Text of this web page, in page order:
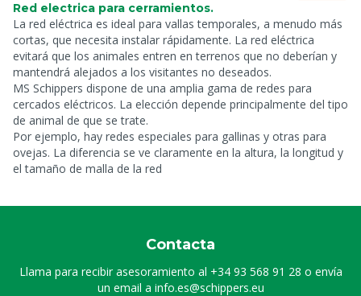
Red electrica para cerramientos.
La red eléctrica es ideal para vallas temporales, a menudo más
cortas, que necesita instalar rápidamente. La red eléctrica
evitará que los animales entren en terrenos que no deberían y
mantendrá alejados a los visitantes no deseados.
MS Schippers dispone de una amplia gama de redes para
cercados eléctricos. La elección depende principalmente del tipo
de animal de que se trate.
Por ejemplo, hay redes especiales para gallinas y otras para
ovejas. La diferencia se ve claramente en la altura, la longitud y
el tamaño de malla de la red
Contacta
Llama para recibir asesoramiento al +34 93 568 91 28 o envía
un email a info.es@schippers.eu